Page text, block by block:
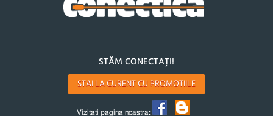
STĂM CONECTAȚI!
STAI LA CURENT CU PROMOTIILE
Vizitati pagina noastra: